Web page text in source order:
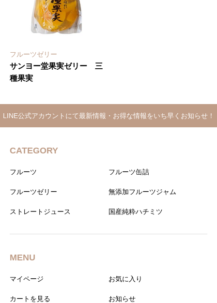
フルーツゼリー
サンヨー堂果実ゼリー 三
種果実
LINE公式アカウントにて最新情報・お得な情報をいち早くお知らせ！
CATEGORY
フルーツ フルーツ缶詰
フルーツゼリー 無添加フルーツジャム
ストレートジュース 国産純粋ハチミツ
MENU
マイページ お気に入り
カートを見る お知らせ